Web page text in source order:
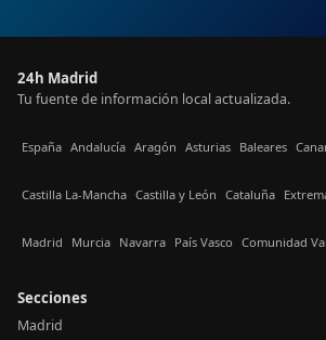
24h Madrid
Tu fuente de información local actualizada.
España Andalucía Aragón Asturias Baleares
Castilla La-Mancha Castilla y León Cataluña
Madrid Murcia Navarra País Vasco Comunidad
Secciones
Madrid